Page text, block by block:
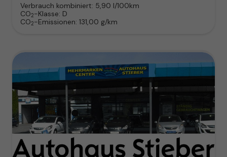
Verbrauch kombiniert: 5,90 l/100km
CO2-Klasse: D
CO2-Emissionen: 131,00 g/km